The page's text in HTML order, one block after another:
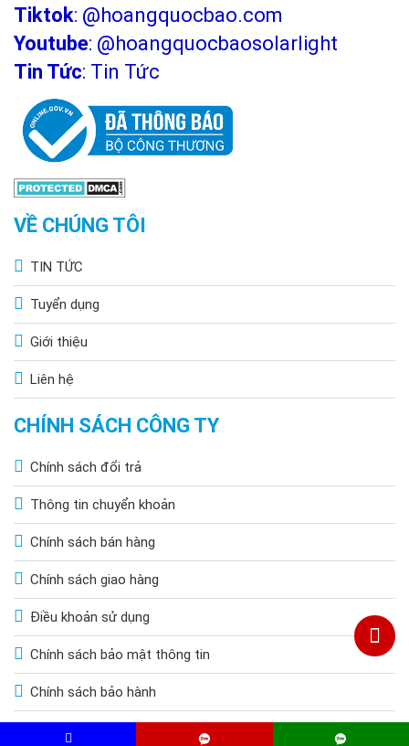
Tiktok: @hoangquocbao.com
Youtube: @hoangquocbaosolarlight
Tin Tức: Tin Tức
VỀ CHÚNG TÔI
TIN TỨC
Tuyển dụng
Giới thiệu
Liên hệ
CHÍNH SÁCH CÔNG TY
Chính sách đổi trả
Thông tin chuyển khoản
Chính sách bán hàng
Chính sách giao hàng
Điều khoản sử dụng
Chính sách bảo mật thông tin
Chính sách bảo hành